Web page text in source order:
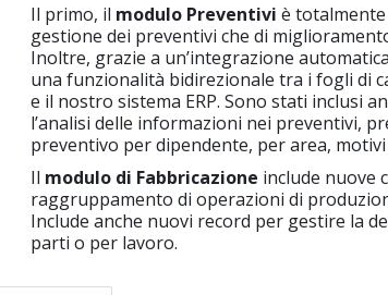
Il primo, il modulo Preventivi è
gestione dei preventivi che di
Inoltre, grazie a un’integrazione
una funzionalità bidirezionale tra i fogli di
e il nostro sistema ERP. Sono stati inclusi
l’analisi delle informazioni nei preventivi,
preventivo per dipendente, per area,
Il modulo di Fabbricazione include nuove
raggruppamento di operazioni di
Include anche nuovi record per gestire la
parti o per lavoro.